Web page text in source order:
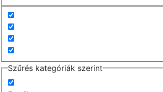
Szűrés kategóriák szerint